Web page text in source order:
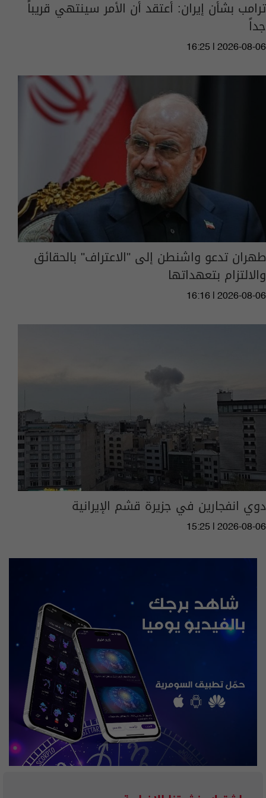
ترامب بشأن إيران: أعتقد أن الأمر سينتهي قريباً
جداً
16:25 | 2026-08-06
طهران تدعو واشنطن إلى "الاعتراف" بالحقائق
والالتزام بتعهداتها
16:16 | 2026-08-06
دوي انفجارين في جزيرة قشم الإيرانية
15:25 | 2026-08-06